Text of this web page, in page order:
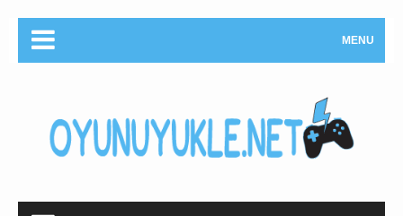
MENU